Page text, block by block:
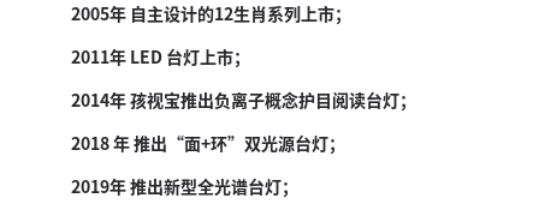
2005年 自主设计的12生肖系列上市；
2011年 LED 台灯上市；
2014年 孩视宝推出负离子概念护目阅读台灯；
2018 年 推出“面+环”双光源台灯；
2019年 推出新型全光谱台灯；